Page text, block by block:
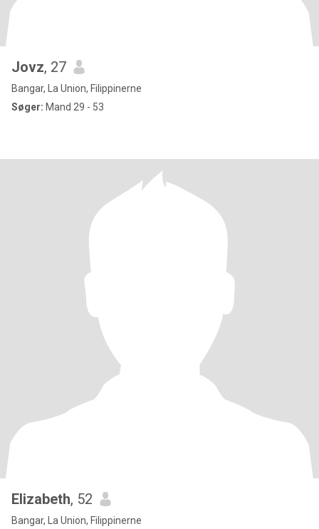
Jovz, 27
Bangar, La Union, Filippinerne
Søger: Mand 29 - 53
Elizabeth, 52
Bangar, La Union, Filippinerne